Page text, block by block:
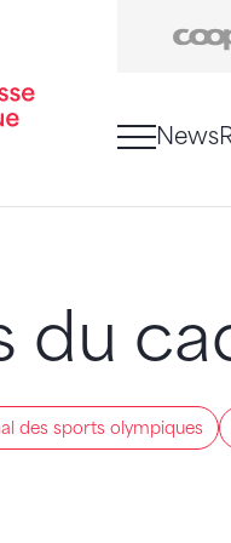
News
du
des sports olympiques